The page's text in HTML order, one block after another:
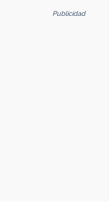
Publicidad